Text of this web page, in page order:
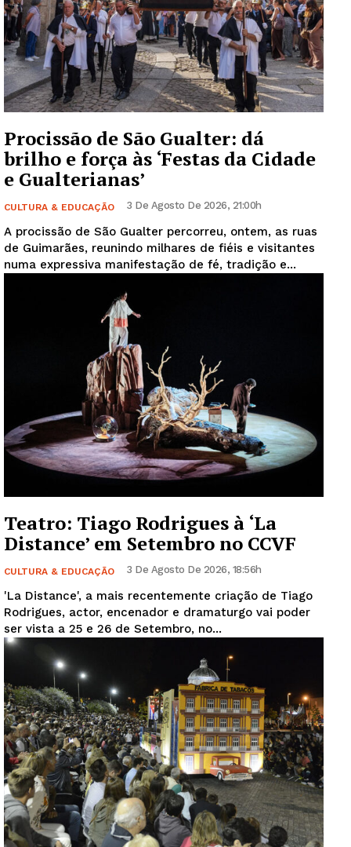
Procissão de São Gualter: dá
brilho e força às ‘Festas da Cidade
e Gualterianas’
CULTURA & EDUCAÇÃO 3 De Agosto De 2026, 21:00h
A procissão de São Gualter percorreu, ontem, as ruas
de Guimarães, reunindo milhares de fiéis e visitantes
numa expressiva manifestação de fé, tradição e...
Teatro: Tiago Rodrigues à ‘La
Distance’ em Setembro no CCVF
CULTURA & EDUCAÇÃO 3 De Agosto De 2026, 18:56h
'La Distance', a mais recentemente criação de Tiago
Rodrigues, actor, encenador e dramaturgo vai poder
ser vista a 25 e 26 de Setembro, no...